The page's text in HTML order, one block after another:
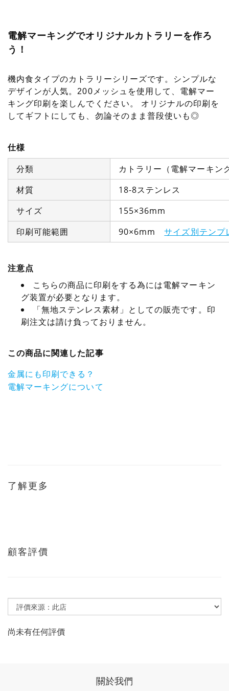
電解マーキングでオリジナルカトラリーを作ろ
う！
機内食タイプのカトラリーシリーズです。シンプルな
デザインが人気。200メッシュを使用して、電解マー
キング印刷を楽しんでください。 オリジナルの印刷を
してギフトにしても、勿論そのまま普段使いも◎
仕様
分類
カトラリー（電解マーキン
材質
18-8ステンレス
サイズ
155×36mm
印刷可能範囲
90×6mmサイズ別テンプ
注意点
こちらの商品に印刷をする為には電解マーキン
グ装置が必要となります。
「無地ステンレス素材」としての販売です。印
刷注文は請け負っておりません。
この商品に関連した記事
金属にも印刷できる？
電解マーキングについて
了解更多
顧客評價
尚未有任何評價
關於我們